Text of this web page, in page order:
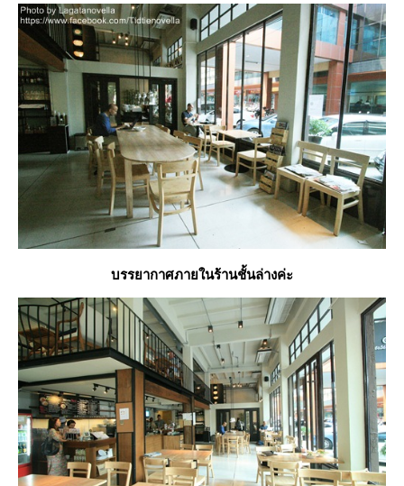
บรรยากาศภายในร้านชั้นล่างค่ะ